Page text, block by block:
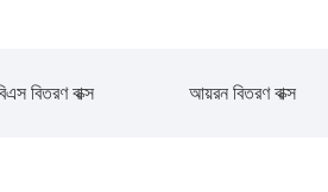
বিতরণ বাক্স আয়রন বিতরণ বাক্স